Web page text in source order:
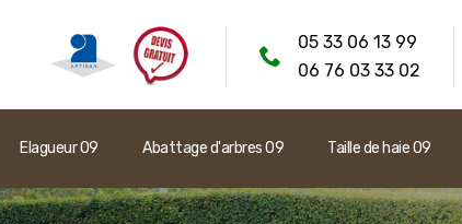
05 33 06 13 99
06 76 03 33 02
Elagueur 09 Abattage d'arbres 09 Taille de haie 09